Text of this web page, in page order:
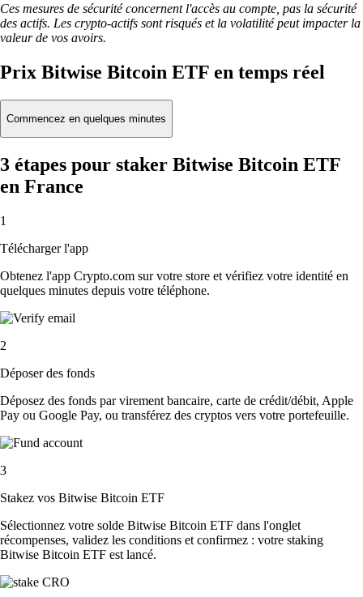
Ces mesures de sécurité concernent l'accès au compte, pas la sécurité
des actifs. Les crypto-actifs sont risqués et la volatilité peut impacter la
valeur de vos avoirs.
Prix Bitwise Bitcoin ETF en temps réel
Commencez en quelques minutes
3 étapes pour staker Bitwise Bitcoin ETF
en France
1
Télécharger l'app
Obtenez l'app Crypto.com sur votre store et vérifiez votre identité en
quelques minutes depuis votre téléphone.
2
Déposer des fonds
Déposez des fonds par virement bancaire, carte de crédit/débit, Apple
Pay ou Google Pay, ou transférez des cryptos vers votre portefeuille.
3
Stakez vos Bitwise Bitcoin ETF
Sélectionnez votre solde Bitwise Bitcoin ETF dans l'onglet
récompenses, validez les conditions et confirmez : votre staking
Bitwise Bitcoin ETF est lancé.